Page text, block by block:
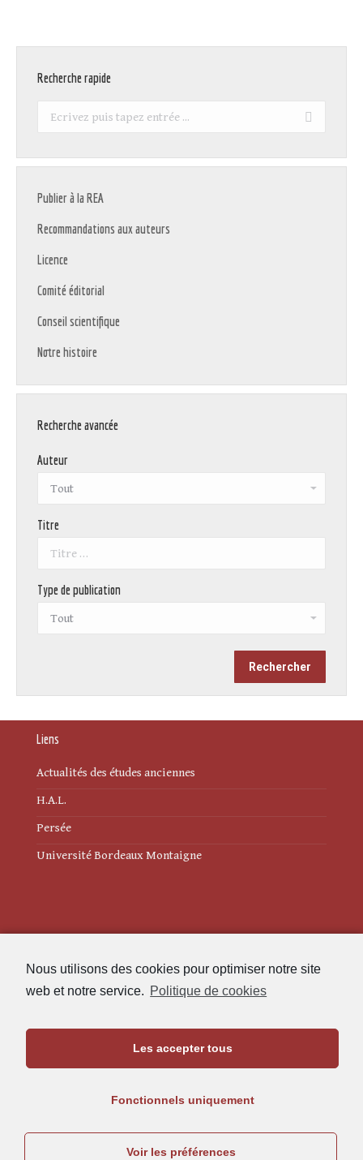
Nous utilisons des cookies pour optimiser notre site
web et notre service. Politique de cookies
Les accepter tous
Fonctionnels uniquement
Voir les préférences
Recherche rapide
Recherche
Publier à la REA
Recommandations aux auteurs
Licence
Comité éditorial
Conseil scientifique
Notre histoire
Recherche avancée
Auteur
Titre
Type de publication
Liens
Actualités des études anciennes
H.A.L.
Persée
Université Bordeaux Montaigne
Politique de cookies (UE)
Maison de l'Archéologie
05.57.12.45.63
rea@u-bordeaux-montaigne.fr